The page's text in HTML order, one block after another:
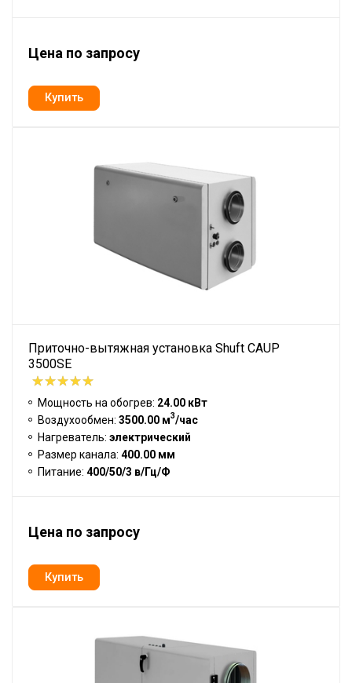
Цена по запросу
Приточно-вытяжная установка Shuft CAUP
3500SE
Мощность на обогрев: 24.00 кВт
Воздухообмен: 3500.00 м3/час
Нагреватель: электрический
Размер канала: 400.00 мм
Питание: 400/50/3 в/Гц/Ф
Цена по запросу